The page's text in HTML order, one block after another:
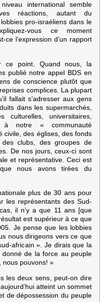
international semble
réactions, autant du
pro-israéliens dans le
vous ce moment
ce l’expression d’un rapport
ce point. Quand nous, la
publié notre appel BDS en
de conscience plutôt que
complices. La plupart
fallait s’adresser aux gens
dans les supermarchés,
culturelles, universitaires,
à notre « communauté
civile, des églises, des fonds
clubs, des groupes de
De nos jours, ceux-ci sont
et représentative. Ceci est
nous avons tirées du
plus de 30 ans pour
les représentants des Sud-
il n’y a que 11 ans [que
est supérieur à ce que
Je pense que les lobbies
nous dirigeons vers ce que
africain ». Je dirais que la
de la force au peuple
nous pouvons! »
les deux sens, peut-on dire
atteint un sommet
de dépossession du peuple